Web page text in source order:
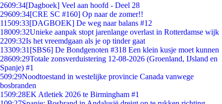
2609:34[Dagboek] Veel aan hoofd - Deel 28
29609:34[CRE SC #160] Op naar de zomer!!
11509:33[DAGBOEK] De weg naar balans #12
18009:32Unieke aanpak stopt jarenlange overlast in Rotterdamse wijk
2209:32Is het vreemdgaan als je op tinder gaat
13309:31 [SBS6] De Bondgenoten #318 Een klein kusje moet kunnen
28609:29Totale zonsverduistering 12-08-2026 (Groenland, IJsland en
Spanje) #1
509:29Noodtoestand in westelijke provincie Canada vanwege
bosbranden
1509:28EK Atletiek 2026 te Birmingham #1